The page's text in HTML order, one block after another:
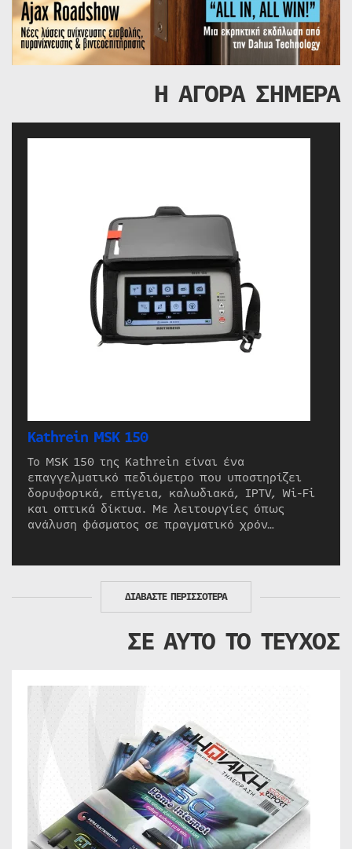
Η ΑΓΟΡΑ ΣΗΜΕΡΑ
Kathrein MSK 150
Το MSK 150 της Kathrein είναι ένα
επαγγελματικό πεδιόμετρο που υποστηρίζει
δορυφορικά, επίγεια, καλωδιακά, IPTV, Wi-Fi
και οπτικά δίκτυα. Με λειτουργίες όπως
ανάλυση φάσματος σε πραγματικό χρόν…
ΔΙΑΒΑΣΤΕ ΠΕΡΙΣΣΟΤΕΡΑ
ΣΕ ΑΥΤΟ ΤΟ ΤΕΥΧΟΣ